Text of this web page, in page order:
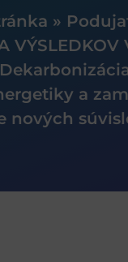
»
VÝSLEDKOV
a
nových